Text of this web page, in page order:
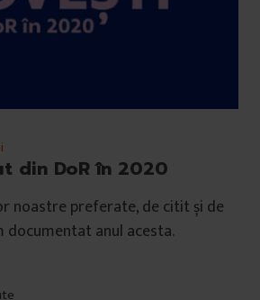
din DoR în 2020
noastre preferate, de citit și de
documentat anul acesta.